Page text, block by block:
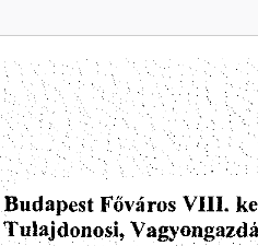
Budapest Fovaros VIII.
Tulajdonosi,